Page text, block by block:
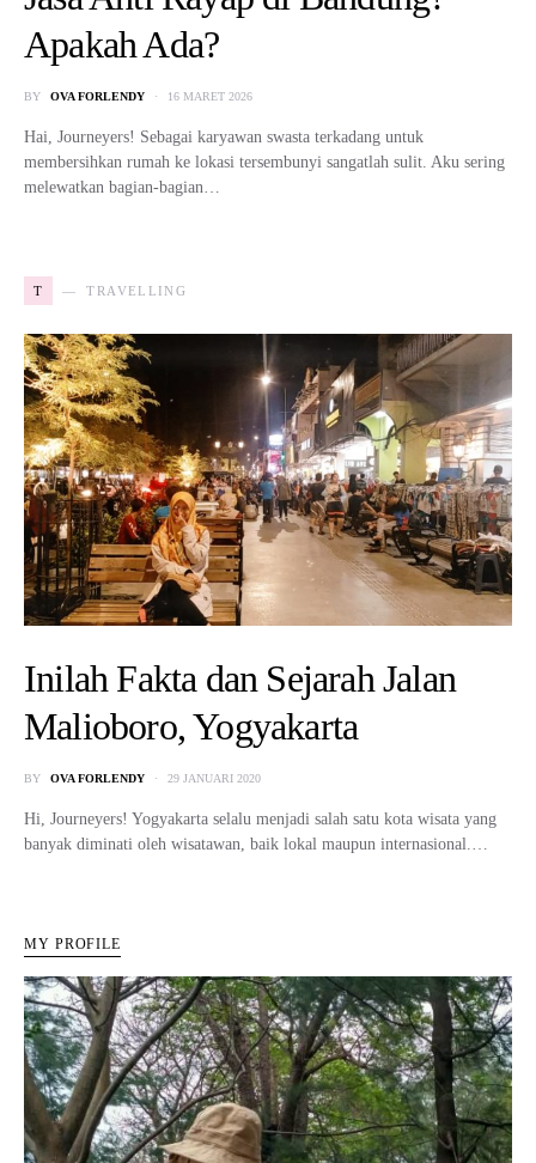
Apakah Ada?
BY OVA FORLENDY 16 MARET 2026
Hai, Journeyers! Sebagai karyawan swasta terkadang untuk
membersihkan rumah ke lokasi tersembunyi sangatlah sulit. Aku sering
melewatkan bagian-bagian…
T TRAVELLING
Inilah Fakta dan Sejarah Jalan
Malioboro, Yogyakarta
BY OVA FORLENDY 29 JANUARI 2020
Hi, Journeyers! Yogyakarta selalu menjadi salah satu kota wisata yang
banyak diminati oleh wisatawan, baik lokal maupun internasional.…
MY PROFILE